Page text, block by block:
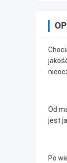
Od
jest
Po